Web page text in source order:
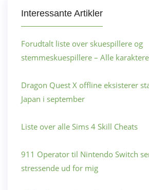
Interessante Artikler
Forudtalt liste over skuespillere og
stemmeskuespillere – Alle
Dragon Quest X offline eksisterer
Japan i september
Liste over alle Sims 4 Skill Cheats
911 Operator til Nintendo Switch
stressende ud for mig